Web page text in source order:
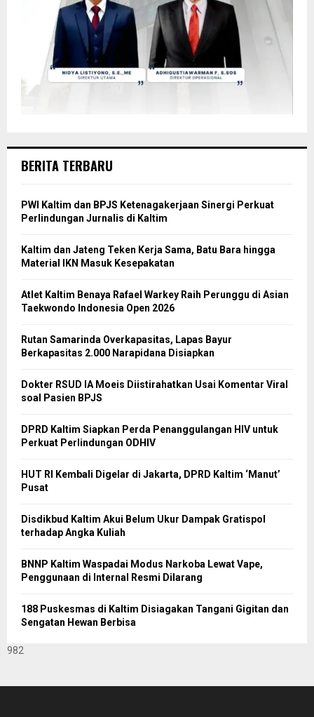
BERITA TERBARU
PWI Kaltim dan BPJS Ketenagakerjaan Sinergi Perkuat
Perlindungan Jurnalis di Kaltim
Kaltim dan Jateng Teken Kerja Sama, Batu Bara hingga
Material IKN Masuk Kesepakatan
Atlet Kaltim Benaya Rafael Warkey Raih Perunggu di Asian
Taekwondo Indonesia Open 2026
Rutan Samarinda Overkapasitas, Lapas Bayur
Berkapasitas 2.000 Narapidana Disiapkan
Dokter RSUD IA Moeis Diistirahatkan Usai Komentar Viral
soal Pasien BPJS
DPRD Kaltim Siapkan Perda Penanggulangan HIV untuk
Perkuat Perlindungan ODHIV
HUT RI Kembali Digelar di Jakarta, DPRD Kaltim ‘Manut’
Pusat
Disdikbud Kaltim Akui Belum Ukur Dampak Gratispol
terhadap Angka Kuliah
BNNP Kaltim Waspadai Modus Narkoba Lewat Vape,
Penggunaan di Internal Resmi Dilarang
188 Puskesmas di Kaltim Disiagakan Tangani Gigitan dan
Sengatan Hewan Berbisa
982